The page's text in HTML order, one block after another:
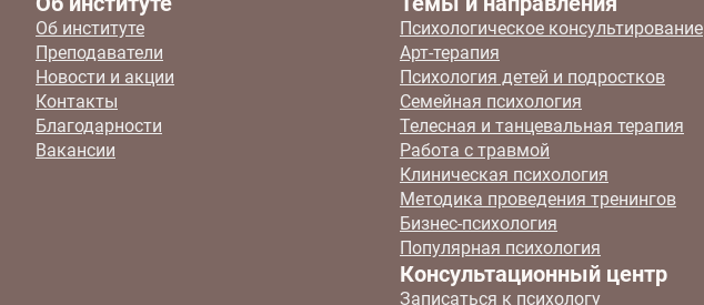
Об институте
Преподаватели
Новости и акции
Контакты
Благодарности
Вакансии
Психологическое консультирование
Арт-терапия
Психология детей и подростков
Семейная психология
Телесная и танцевальная терапия
Работа с травмой
Клиническая психология
Методика проведения тренингов
Бизнес-психология
Популярная психология
Консультационный центр
Записаться к психологу